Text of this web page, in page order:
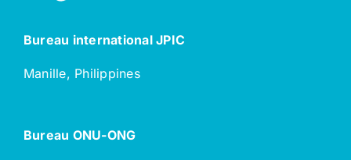
Bureau international JPIC
Manille, Philippines
Bureau ONU-ONG